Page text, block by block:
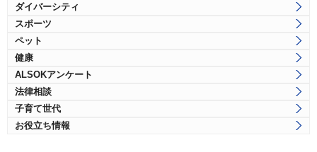
ダイバーシティ
スポーツ
ペット
健康
ALSOKアンケート
法律相談
子育て世代
お役立ち情報